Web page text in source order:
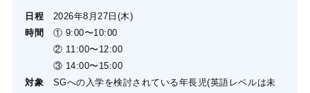
日程 2026年8月27日(木)
時間
① 9:00〜10:00
② 11:00〜12:00
③ 14:00〜15:00
対象 SGへの入学を検討されている年長児(英語レベルは未